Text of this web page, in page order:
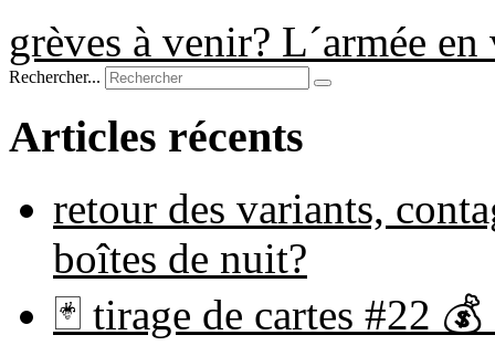
grèves à venir? L´armée en
Rechercher...
Articles récents
retour des variants,
boîtes de nuit?
🃏 tirage de cartes #22